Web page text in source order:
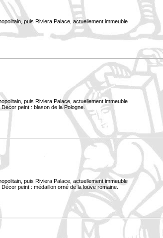
puis Riviera Palace, actuellement immeuble
puis Riviera Palace, actuellement immeuble
peint : blason de la Pologne.
puis Riviera Palace, actuellement immeuble
peint : médaillon orné de la louve romaine.